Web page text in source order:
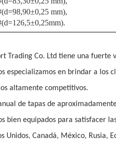
mm),
Trading Co. Ltd tiene una fuerte
especializamos en brindar a los
altamente competitivos.
de tapas de
equipados para satisfacer
Unidos, Canadá, México, Rusia,